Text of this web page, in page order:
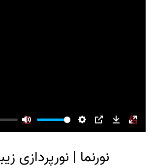
Mute Settings
PIP Download
Enter
نورنما | نورپردازی